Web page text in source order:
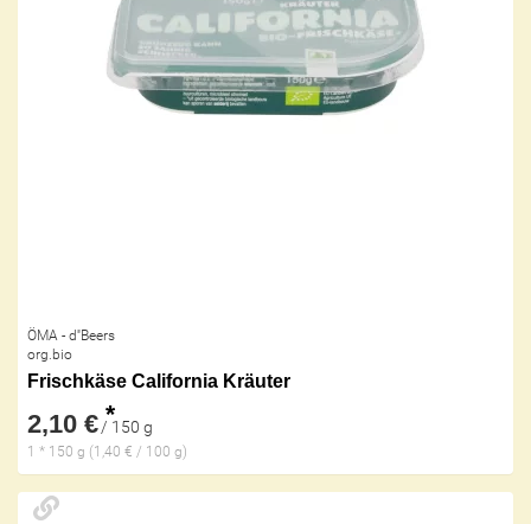
ÖMA - d''Beers
org.bio
Frischkäse California Kräuter
2,10 € *
/ 150 g
1 * 150 g (1,40 € / 100 g)